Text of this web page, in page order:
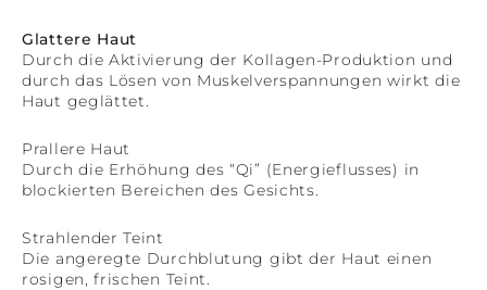
Glattere Haut
Durch die Aktivierung der Kollagen-Produktion und
durch das Lösen von Muskelverspannungen wirkt die
Haut geglättet.
Prallere Haut
Durch die Erhöhung des “Qi” (Energieflusses) in
blockierten Bereichen des Gesichts.
Strahlender Teint
Die angeregte Durchblutung gibt der Haut einen
rosigen, frischen Teint.